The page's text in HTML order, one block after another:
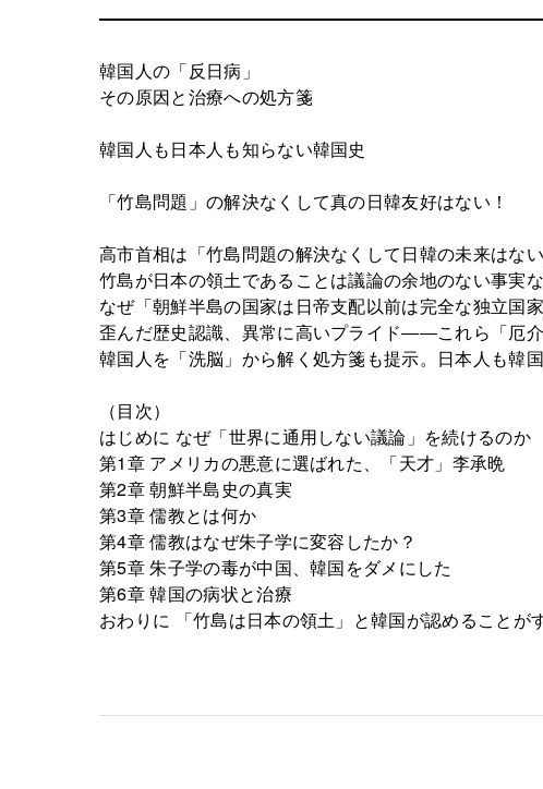
韓国人の「反日病」
その原因と治療への処方箋
韓国人も日本人も知らない韓国史
「竹島問題」の解決なくして真の日韓友好はない！
高市首相は「竹島問題の解決なくして日韓の未来はな
竹島が日本の領土であることは議論の余地のない事実
なぜ「朝鮮半島の国家は日帝支配以前は完全な独立国
歪んだ歴史認識、異常に高いプライド――これら「厄介
韓国人を「洗脳」から解く処方箋も提示。日本人も韓
（目次）
はじめに なぜ「世界に通用しない議論」を続けるのか
第1章 アメリカの悪意に選ばれた、「天才」李承晩
第2章 朝鮮半島史の真実
第3章 儒教とは何か
第4章 儒教はなぜ朱子学に変容したか？
第5章 朱子学の毒が中国、韓国をダメにした
第6章 韓国の病状と治療
おわりに 「竹島は日本の領土」と韓国が認めることが